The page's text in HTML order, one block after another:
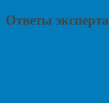
Ответы эксперта